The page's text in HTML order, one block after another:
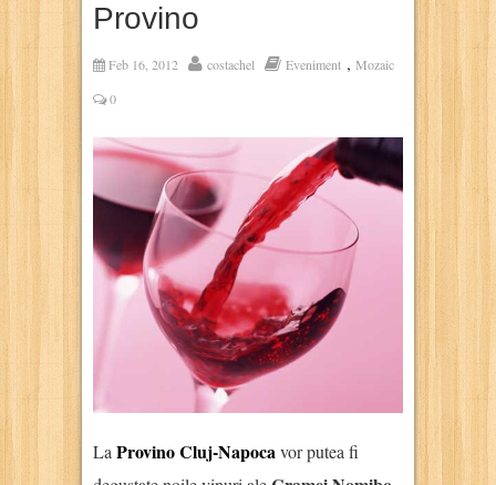
Provino
Feb 16, 2012 costachel Eveniment , Mozaic
0
La Provino Cluj-Napocavor putea fi